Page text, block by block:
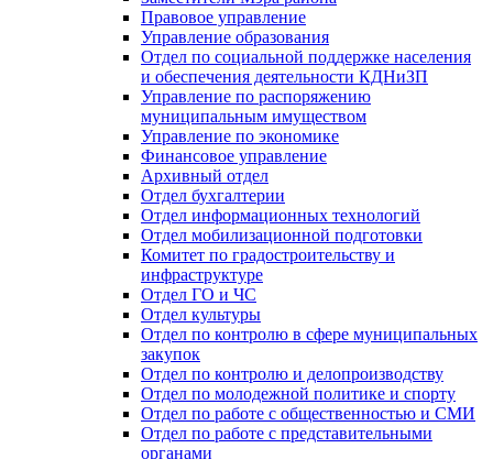
Правовое управление
Управление образования
Отдел по социальной поддержке населения
и обеспечения деятельности КДНиЗП
Управление по распоряжению
муниципальным имуществом
Управление по экономике
Финансовое управление
Архивный отдел
Отдел бухгалтерии
Отдел информационных технологий
Отдел мобилизационной подготовки
Комитет по градостроительству и
инфраструктуре
Отдел ГО и ЧС
Отдел культуры
Отдел по контролю в сфере муниципальных
закупок
Отдел по контролю и делопроизводству
Отдел по молодежной политике и спорту
Отдел по работе с общественностью и СМИ
Отдел по работе с представительными
органами